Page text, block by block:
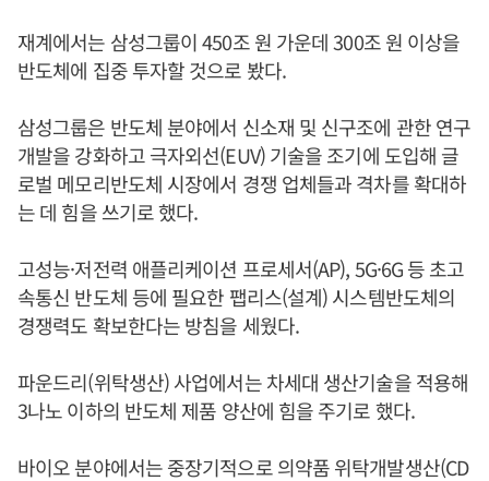
재계에서는 삼성그룹이 450조 원 가운데 300조 원 이상을
반도체에 집중 투자할 것으로 봤다.
삼성그룹은 반도체 분야에서 신소재 및 신구조에 관한 연구
개발을 강화하고 극자외선(EUV) 기술을 조기에 도입해 글
로벌 메모리반도체 시장에서 경쟁 업체들과 격차를 확대하
는 데 힘을 쓰기로 했다.
고성능·저전력 애플리케이션 프로세서(AP), 5G·6G 등 초고
속통신 반도체 등에 필요한 팹리스(설계) 시스템반도체의
경쟁력도 확보한다는 방침을 세웠다.
파운드리(위탁생산) 사업에서는 차세대 생산기술을 적용해
3나노 이하의 반도체 제품 양산에 힘을 주기로 했다.
바이오 분야에서는 중장기적으로 의약품 위탁개발생산(CD